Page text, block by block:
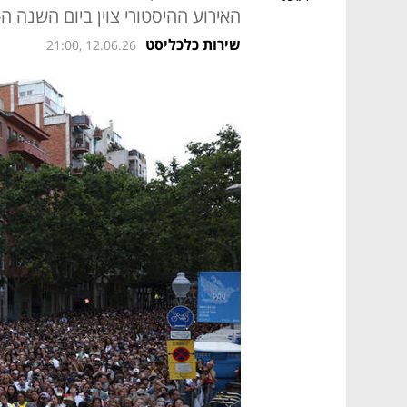
האירוע ההיסטורי צוין ביום השנה ה-100 למותו של האדריכל אנטוני גאודי וכלל מיסה חגיגית בהשתתפות
שירות כלכליסט 21:00, 12.06.26